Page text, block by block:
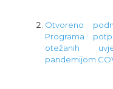
Otvoreno
Programa
otežanih
pandemijom